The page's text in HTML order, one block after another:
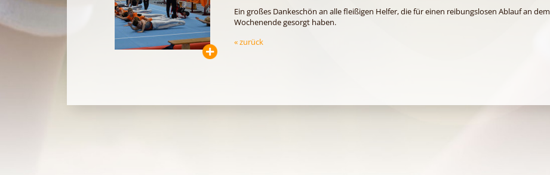
Ein großes Dankeschön an alle fleißigen Helfer, die für einen reibungslosen Ablauf an dem
Wochenende gesorgt haben.
« zurück